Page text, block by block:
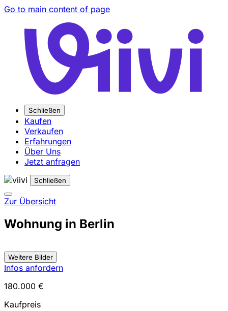
Go to main content of page
Schließen
Kaufen
Verkaufen
Erfahrungen
Über Uns
Jetzt anfragen
Schließen
Zur Übersicht
Wohnung in Berlin
Weitere Bilder
Infos anfordern
180.000 €
Kaufpreis